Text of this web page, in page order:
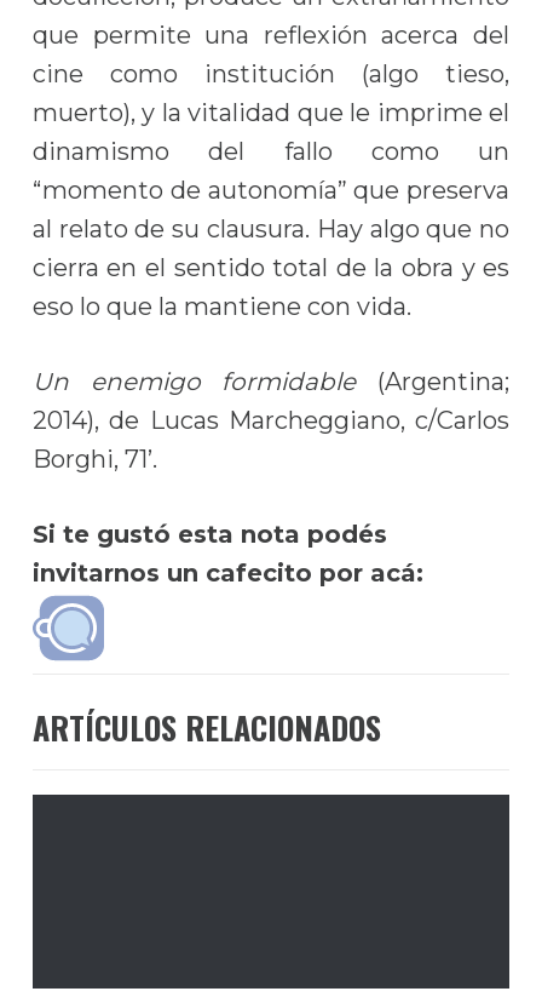
que permite una reflexión acerca del
cine como institución (algo tieso,
muerto), y la vitalidad que le imprime el
dinamismo del fallo como un
“momento de autonomía” que preserva
al relato de su clausura. Hay algo que no
cierra en el sentido total de la obra y es
eso lo que la mantiene con vida.
Un enemigo formidable(Argentina;
2014), de Lucas Marcheggiano, c/Carlos
Borghi, 71’.
Si te gustó esta nota podés
invitarnos un cafecito por acá:
ARTÍCULOS RELACIONADOS